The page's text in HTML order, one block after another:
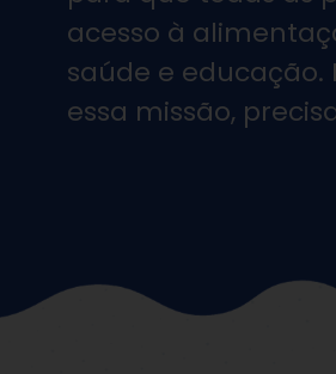
acesso à
saúde e
essa missão,